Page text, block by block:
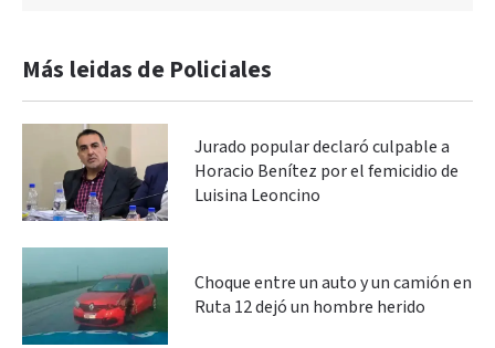
Más leidas de Policiales
Jurado popular declaró culpable a
Horacio Benítez por el femicidio de
Luisina Leoncino
Choque entre un auto y un camión en
Ruta 12 dejó un hombre herido